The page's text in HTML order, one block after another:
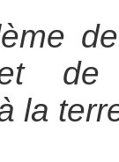
de
la